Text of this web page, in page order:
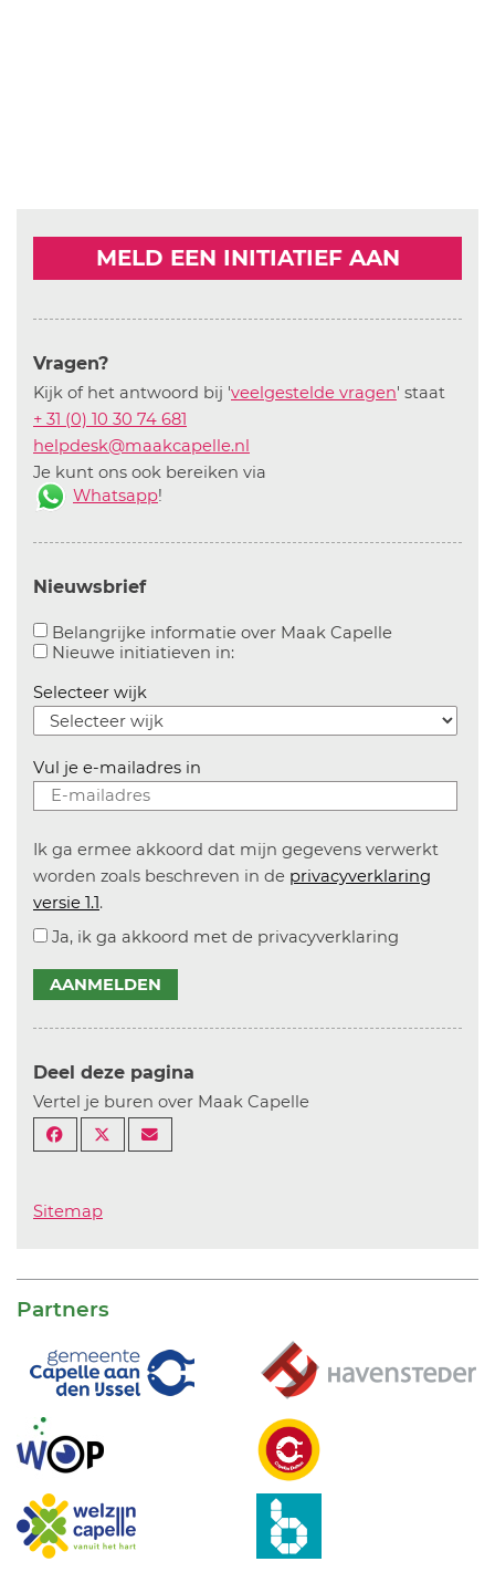
MELD EEN INITIATIEF AAN
Vragen?
Kijk of het antwoord bij 'veelgestelde vragen' staat
+ 31 (0) 10 30 74 681
helpdesk@maakcapelle.nl
Je kunt ons ook bereiken via
Whatsapp!
Nieuwsbrief
Belangrijke informatie over Maak CapelleAanvinken
Nieuwe initiatieven in:Aanvinken om informatie over
Selecteer wijk
Vul je e-mailadres in
Ik ga ermee akkoord dat mijn gegevens verwerkt
worden zoals beschreven in de privacyverklaring
versie 1.1.
Ja, ik ga akkoord met de privacyverklaring
AANMELDEN
Deel deze pagina
Vertel je buren over Maak Capelle
Sitemap
Partners